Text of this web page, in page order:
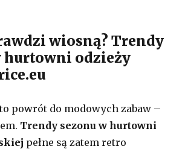
wiosną? Trendy
hurtowni odzieży
powrót do modowych zabaw –
Trendy sezonu w hurtowni
pełne są zatem retro